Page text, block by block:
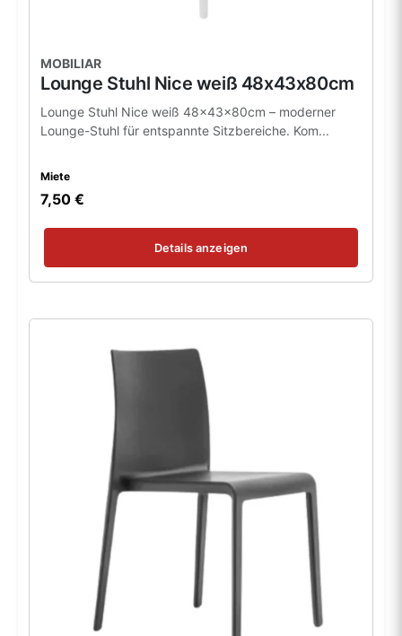
MOBILIAR
Lounge Stuhl Nice weiß 48x43x80cm
Lounge Stuhl Nice weiß 48x43x80cm – moderner
Lounge-Stuhl für entspannte Sitzbereiche. Kom...
Miete
7,50 €
Details anzeigen